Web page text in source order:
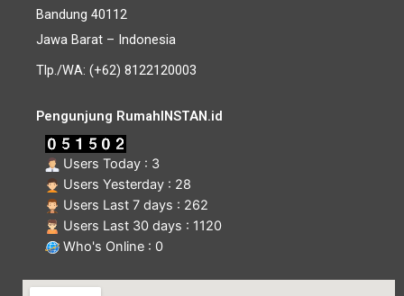
Bandung 40112
Jawa Barat – Indonesia
Tlp./WA: (+62) 8122120003
Pengunjung RumahINSTAN.id
Users Today : 3
Users Yesterday : 28
Users Last 7 days : 262
Users Last 30 days : 1120
Who's Online : 0